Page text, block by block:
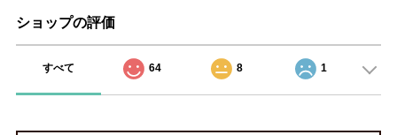
ショップの評価
すべて 64 8 1